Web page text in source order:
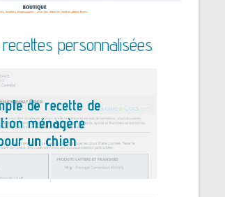
personnalisées